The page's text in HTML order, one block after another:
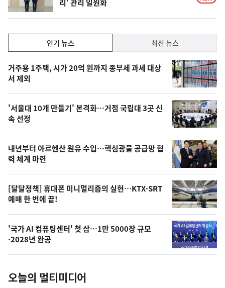
리' 관리 일원화
기,
최
신,
오
늘
의
영
상
오
늘
의
사
진
인기 뉴스 최신 뉴스
기
뉴
스
거주용 1주택, 시가 20억 원까지 종부세 과세 대상
서 제외
'서울대 10개 만들기' 본격화…거점 국립대 3곳 신
속 선정
내년부터 아르헨산 원유 수입…핵심광물 공급망 협
력 체계 마련
[달달정책] 휴대폰 미니멀리즘의 실현…KTX·SRT
예매 한 번에 끝!
'국가 AI 컴퓨팅센터' 첫 삽…1만 5000장 규모
·2028년 완공
오늘의 멀티미디어